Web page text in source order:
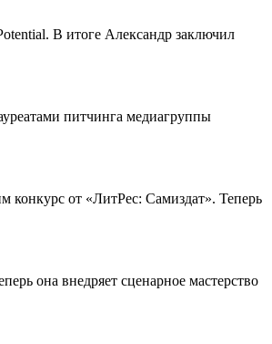
В итоге Александр заключил
питчинга медиагруппы
конкурс от «ЛитРес: Самиздат». Теперь
она внедряет сценарное мастерство